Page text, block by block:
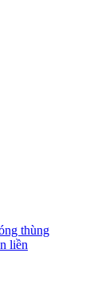
thùng
liền